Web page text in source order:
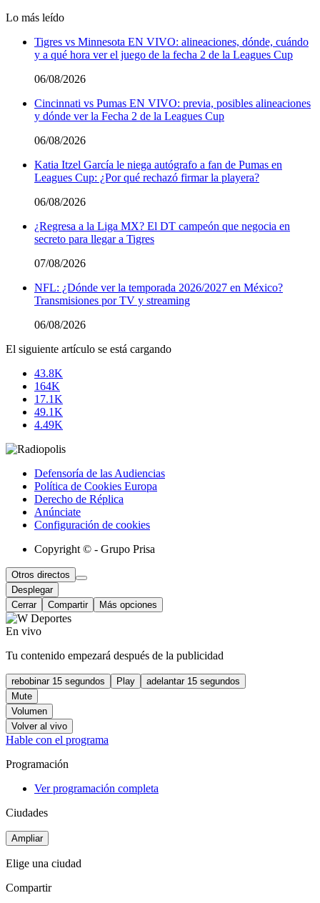
Lo más leído
Tigres vs Minnesota EN VIVO: alineaciones, dónde, cuándo
y a qué hora ver el juego de la fecha 2 de la Leagues Cup
06/08/2026
Cincinnati vs Pumas EN VIVO: previa, posibles alineaciones
y dónde ver la Fecha 2 de la Leagues Cup
06/08/2026
Katia Itzel García le niega autógrafo a fan de Pumas en
Leagues Cup: ¿Por qué rechazó firmar la playera?
06/08/2026
¿Regresa a la Liga MX? El DT campeón que negocia en
secreto para llegar a Tigres
07/08/2026
NFL: ¿Dónde ver la temporada 2026/2027 en México?
Transmisiones por TV y streaming
06/08/2026
El siguiente artículo se está cargando
43.8K
164K
17.1K
49.1K
4.49K
Defensoría de las Audiencias
Política de Cookies Europa
Derecho de Réplica
Anúnciate
Configuración de cookies
Copyright © - Grupo Prisa
Otros directos
Desplegar
Cerrar
Compartir Más opciones
En vivo
Tu contenido empezará después de la publicidad
rebobinar 15 segundos Play
adelantar 15 segundos
Mute
Volumen
Volver al vivo
Hable con el programa
Programación
Ver programación completa
Ciudades
Ampliar
Elige una ciudad
Compartir